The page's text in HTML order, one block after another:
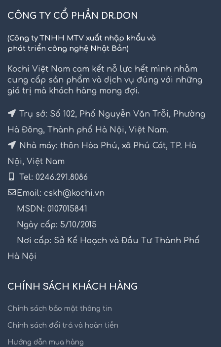
CÔNG TY CỔ PHẦN DR.DON
(Công ty TNHH MTV xuất nhập khẩu và
phát triển công nghệ Nhật Bản)
Kochi Việt Nam cam kết nỗ lực hết mình nhằm
cung cấp sản phẩm và dịch vụ đúng với những
giá trị mà khách hàng mong đợi.
Trụ sở: Số 102, Phố Nguyễn Văn Trỗi, Phường
Hà Đông, Thành phố Hà Nội, Việt Nam.
Nhà máy: thôn Hòa Phú, xã Phú Cát, TP. Hà
Nội, Việt Nam
Tel: 0246.291.8086
Email: cskh@kochi.vn
MSDN: 0107015841
Ngày cấp: 5/10/2015
Nơi cấp: Sở Kế Hoạch và Đầu Tư Thành Phố
Hà Nội
CHÍNH SÁCH KHÁCH HÀNG
Chính sách bảo mật thông tin
Chính sách đổi trả và hoàn tiền
Hướng dẫn mua hàng